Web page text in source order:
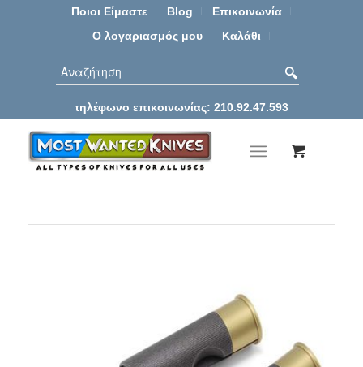
Ποιοι Είμαστε Blog
Επικοινωνία
Ο λογαριασμός μου
Καλάθι
τηλέφωνο επικοινωνίας: 210.92.47.593